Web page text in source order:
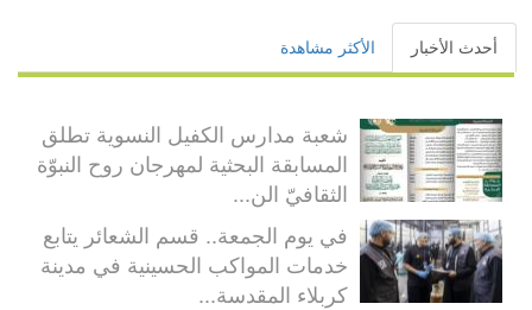
أحدث الأخبار الأكثر مشاهدة
شعبة مدارس الكفيل النسوية تطلق
المسابقة البحثية لمهرجان روح النبوّة
الثقافيّ الن...
في يوم الجمعة.. قسم الشعائر يتابع
خدمات المواكب الحسينية في مدينة
كربلاء المقدسة...